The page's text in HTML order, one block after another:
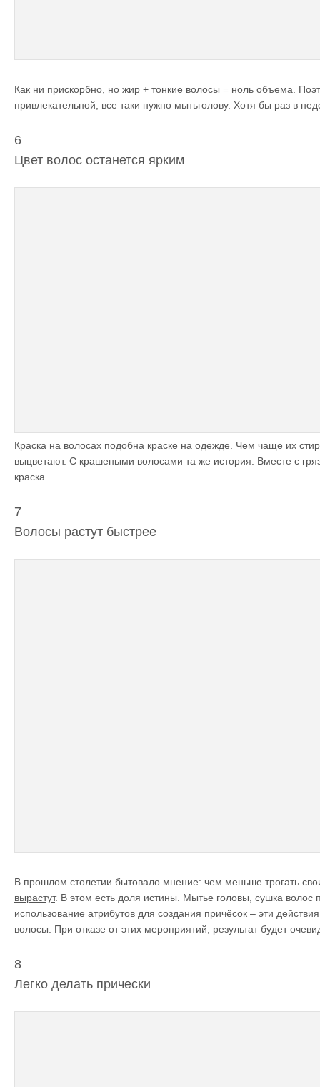
Как ни прискорбно, но жир + тонкие волосы = ноль объема.
привлекательной, все таки нужно мытьголову. Хотя бы раз в
6
Цвет волос останется ярким
Краска на волосах подобна краске на одежде. Чем чаще их
выцветают. С крашеными волосами та же история. Вместе с
краска.
7
Волосы растут быстрее
В прошлом столетии бытовало мнение: чем меньше трогать
вырастут. В этом есть доля истины. Мытье головы, сушка
использование атрибутов для создания причёсок – эти
волосы. При отказе от этих мероприятий, результат будет
8
Легко делать прически